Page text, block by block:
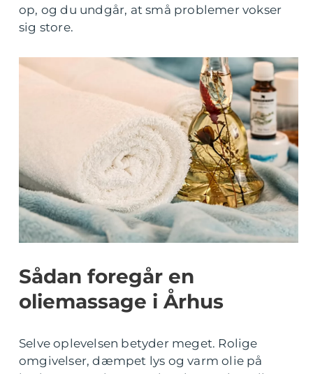
op, og du undgår, at små problemer vokser
sig store.
Sådan foregår en
oliemassage i Århus
Selve oplevelsen betyder meget. Rolige
omgivelser, dæmpet lys og varm olie på